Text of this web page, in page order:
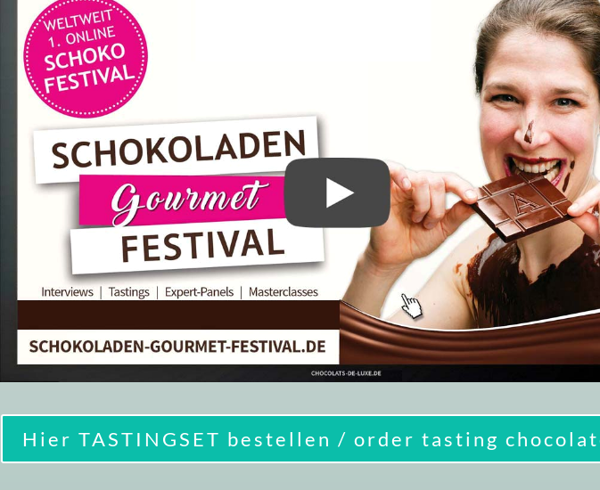
Hier TASTINGSET bestellen / order tasting